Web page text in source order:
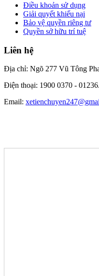
Điều khoản sử dụng
Giải quyết khiếu nại
Bảo vệ quyền riêng tư
Quyền sở hữu trí tuệ
Liên hệ
Địa chỉ: Ngõ 277 Vũ Tông
Điện thoại: 1900 0370 -
Email: